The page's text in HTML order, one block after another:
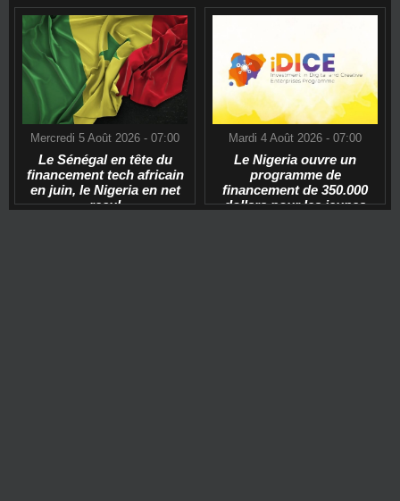
Mercredi 5 Août 2026 - 07:00
Le Sénégal en tête du
financement tech africain
en juin, le Nigeria en net
recul
Mardi 4 Août 2026 - 07:00
Le Nigeria ouvre un
programme de
financement de 350.000
dollars pour les jeunes